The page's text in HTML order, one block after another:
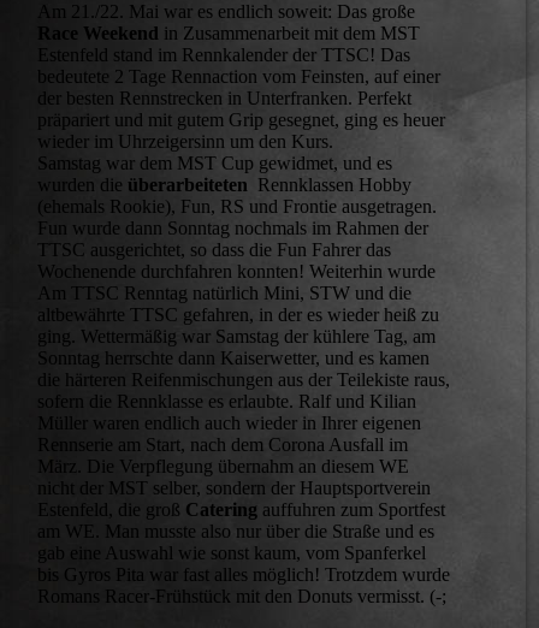
Am 21./22. Mai war es endlich soweit: Das große
Race Weekend in Zusammenarbeit mit dem MST
Estenfeld stand im Rennkalender der TTSC! Das
bedeutete 2 Tage Rennaction vom Feinsten, auf einer
der besten Rennstrecken in Unterfranken. Perfekt
präpariert und mit gutem Grip gesegnet, ging es heuer
wieder im Uhrzeigersinn um den Kurs.
Samstag war dem MST Cup gewidmet, und es
wurden die überarbeiteten Rennklassen Hobby
(ehemals Rookie), Fun, RS und Frontie ausgetragen.
Fun wurde dann Sonntag nochmals im Rahmen der
TTSC ausgerichtet, so dass die Fun Fahrer das
Wochenende durchfahren konnten! Weiterhin wurde
Am TTSC Renntag natürlich Mini, STW und die
altbewährte TTSC gefahren, in der es wieder heiß zu
ging. Wettermäßig war Samstag der kühlere Tag, am
Sonntag herrschte dann Kaiserwetter, und es kamen
die härteren Reifenmischungen aus der Teilekiste raus,
sofern die Rennklasse es erlaubte. Ralf und Kilian
Müller waren endlich auch wieder in Ihrer eigenen
Rennserie am Start, nach dem Corona Ausfall im
März. Die Verpflegung übernahm an diesem WE
nicht der MST selber, sondern der Hauptsportverein
Estenfeld, die groß Catering auffuhren zum Sportfest
am WE. Man musste also nur über die Straße und es
gab eine Auswahl wie sonst kaum, vom Spanferkel
bis Gyros Pita war fast alles möglich! Trotzdem wurde
Romans Racer-Frühstück mit den Donuts vermisst. (-;